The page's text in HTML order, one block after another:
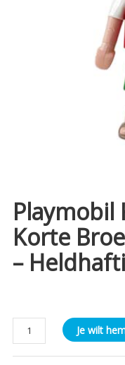
Playmobil
Korte
–
Playmobil
Kind
Jongen,
Je wilt